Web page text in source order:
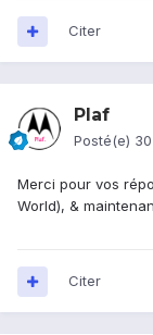
Citer
Plaf
Posté(e)
Merci pour vos
World), &
Citer